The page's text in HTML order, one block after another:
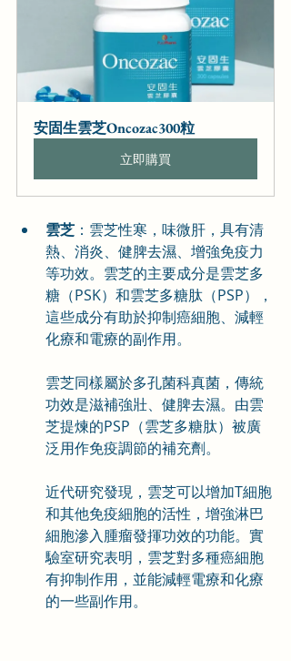
安固生雲芝Oncozac300粒
立即購買
雲芝 ：雲芝性寒，味微肝，具有清
熱、消炎、健脾去濕、增強免疫力
等功效。雲芝的主要成分是雲芝多
糖（PSK）和雲芝多糖肽（PSP），
這些成分有助於抑制癌細胞、減輕
化療和電療的副作用。
雲芝同樣屬於多孔菌科真菌，傳統
功效是滋補強壯、健脾去濕。由雲
芝提煉的PSP（雲芝多糖肽）被廣
泛用作免疫調節的補充劑。
近代研究發現，雲芝可以增加T細胞
和其他免疫細胞的活性，增強淋巴
細胞滲入腫瘤發揮功效的功能。實
驗室研究表明，雲芝對多種癌細胞
有抑制作用，並能減輕電療和化療
的一些副作用。